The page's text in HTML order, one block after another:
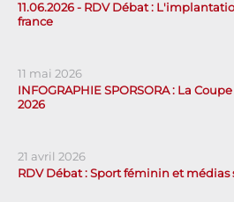
11.06.2026 - RDV Débat :
france
11 mai 2026
INFOGRAPHIE SPORSORA : La
2026
21 avril 2026
RDV Débat : Sport féminin et médias